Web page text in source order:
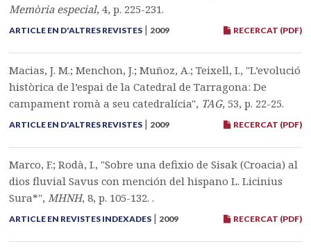
Memòria especial, 4, p. 225-231.
RECERCAT (PDF)
ARTICLE EN D'ALTRES REVISTES | 2009
Macias, J. M.; Menchon, J.; Muñoz, A.; Teixell, I., "L’evolució
històrica de l’espai de la Catedral de Tarragona: De
campament romà a seu catedralícia", TAG, 53, p. 22-25.
RECERCAT (PDF)
ARTICLE EN D'ALTRES REVISTES | 2009
Marco, F.; Rodà, I., "Sobre una defixio de Sisak (Croacia) al
dios fluvial Savus con mención del hispano L. Licinius
Sura*",MHNH, 8, p. 105-132. .
RECERCAT (PDF)
ARTICLE EN REVISTES INDEXADES | 2009